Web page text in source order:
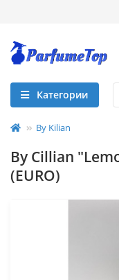
Категории
By Kilian
By Cillian
(EURO)